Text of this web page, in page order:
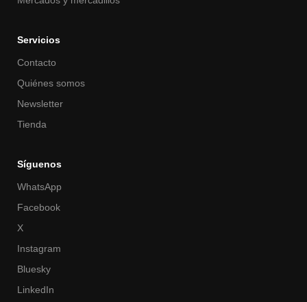
Servicios
Contacto
Quiénes somos
Newsletter
Tienda
Síguenos
WhatsApp
Facebook
X
Instagram
Bluesky
LinkedIn